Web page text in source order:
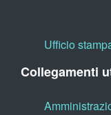
Ufficio
Collegamenti